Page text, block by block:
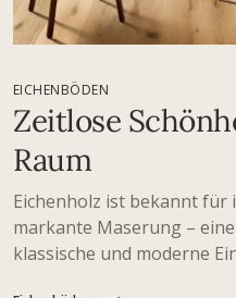
EICHENBÖDEN
Zeitlose
Raum
Eichenholz ist bekannt für
markante Maserung –
klassische und moderne